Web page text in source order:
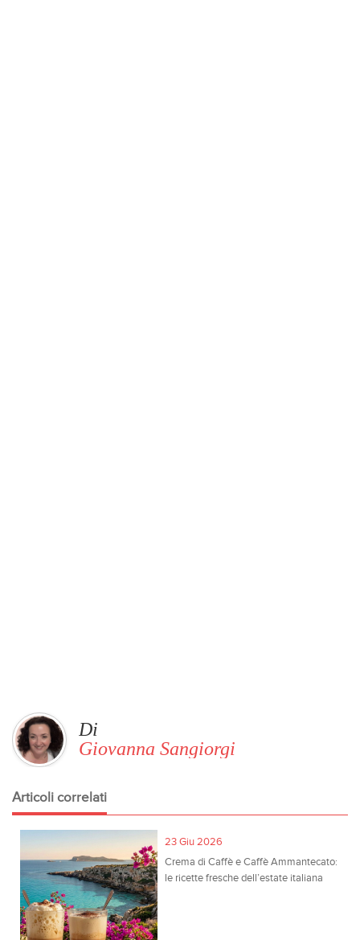
Di
Giovanna Sangiorgi
Articoli correlati
23 Giu 2026
Crema di Caffè e Caffè Ammantecato:
le ricette fresche dell’estate italiana